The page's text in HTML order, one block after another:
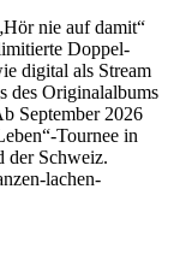
nie auf damit“
Doppel-
digital als Stream
des Originalalbums
September 2026
Tournee in
der Schweiz.
lachen-